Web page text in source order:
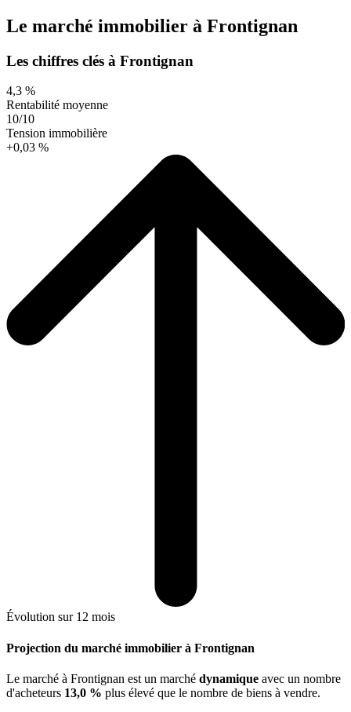
Le marché immobilier à Frontignan
Les chiffres clés à Frontignan
4,3 %
Rentabilité moyenne
10/10
Tension immobilière
+0,03 %
Évolution sur 12 mois
Projection du marché immobilier à Frontignan
Le marché à Frontignan est un marché dynamique avec un nombre
d'acheteurs 13,0 % plus élevé que le nombre de biens à vendre.